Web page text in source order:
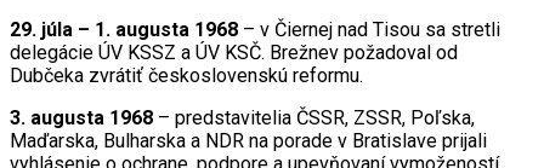
29. júla – 1. augusta 1968 – v Čiernej nad Tisou sa stretli
delegácie ÚV KSSZ a ÚV KSČ. Brežnev požadoval od
Dubčeka zvrátiť československú reformu.
3. augusta 1968 – predstavitelia ČSSR, ZSSR, Poľska,
Maďarska, Bulharska a NDR na porade v Bratislave prijali
vyhlásenie o ochrane, podpore a upevňovaní vymožeností